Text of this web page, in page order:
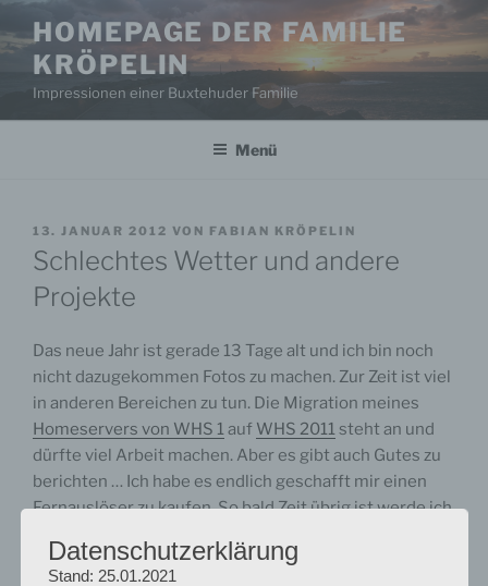
Inhalt
springen
HOMEPAGE DER FAMILIE
KRÖPELIN
Impressionen einer Buxtehuder Familie
Menü
VERÖFFENTLICHT
AM
13. JANUAR 2012 VON FABIAN KRÖPELIN
Schlechtes Wetter und andere
Projekte
Das neue Jahr ist gerade 13 Tage alt und ich bin noch
nicht dazugekommen Fotos zu machen. Zur Zeit ist viel
in anderen Bereichen zu tun. Die Migration meines
Homeservers von WHS 1auf WHS 2011steht an und
dürfte viel Arbeit machen. Aber es gibt auch Gutes zu
berichten … Ich habe es endlich geschafft mir einen
Fernauslöser zu kaufen. So bald Zeit übrig ist werde ich
AP-TR1Cschreiben.
Datenschutzerklärung
Stand: 25.01.2021